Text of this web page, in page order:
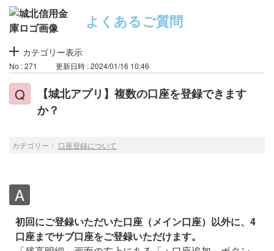
よくあるご質問
カテゴリー表示
No : 271 更新日時 : 2024/01/16 10:46
【城北アプリ】複数の口座を登録できます
か？
カテゴリー： 口座登録について
初回にご登録いただいた口座（メイン口座）以外に、4
口座までサブ口座をご登録いただけます。